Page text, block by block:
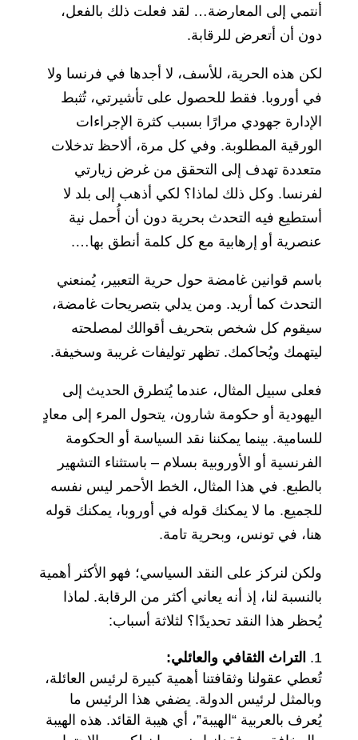
أنتمي إلى المعارضة… لقد فعلت ذلك بالفعل،
دون أن أتعرض للرقابة.
لكن هذه الحرية، للأسف، لا أجدها في فرنسا ولا
في أوروبا. فقط للحصول على تأشيرتي، تُثبط
الإدارة جهودي مرارًا بسبب كثرة الإجراءات
الورقية المطلوبة. وفي كل مرة، ألاحظ تدخلات
متعددة تهدف إلى التحقق من غرض زيارتي
لفرنسا. وكل ذلك لماذا؟ لكي أذهب إلى بلد لا
أستطيع فيه التحدث بحرية دون أن أُحمل نية
عنصرية أو إرهابية مع كل كلمة أنطق بها….
باسم قوانين غامضة حول حرية التعبير، يُمنعني
التحدث كما أريد. ومن يدلي بتصريحات غامضة،
سيقوم كل شخص بتحريف أقوالك لمصلحته
ليتهمك ويُحاكمك. تظهر توليفات غريبة وسخيفة.
فعلى سبيل المثال، عندما يُتطرق الحديث إلى
اليهودية أو حكومة شارون، يتحول المرء إلى معادٍ
للسامية. بينما يمكننا نقد السياسة أو الحكومة
الفرنسية أو الأوروبية بسلام – باستثناء التشهير
بالطبع. في هذا المثال، الخط الأحمر ليس نفسه
للجميع. ما لا يمكنك قوله في أوروبا، يمكنك قوله
هنا، في تونس، وبحرية تامة.
ولكن لنركز على النقد السياسي؛ فهو الأكثر أهمية
بالنسبة لنا، إذ أنه يعاني أكثر من الرقابة. لماذا
يُحظر هذا النقد تحديدًا؟ لثلاثة أسباب:
التراث الثقافي والعائلي:
تُعطي عقولنا وثقافتنا أهمية كبيرة لرئيس العائلة،
وبالمثل لرئيس الدولة. يضفي هذا الرئيس ما
يُعرف بالعربية “الهيبة”، أي هيبة القائد. هذه الهيبة